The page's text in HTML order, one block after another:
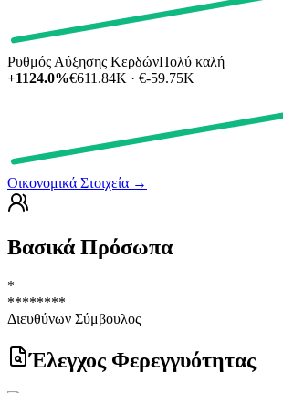
Ρυθμός Αύξησης ΚερδώνΠολύ καλή
+1124.0%€611.84K · €-59.75K
Οικονομικά Στοιχεία →
Βασικά Πρόσωπα
*
********
Διευθύνων Σύμβουλος
Έλεγχος Φερεγγυότητας